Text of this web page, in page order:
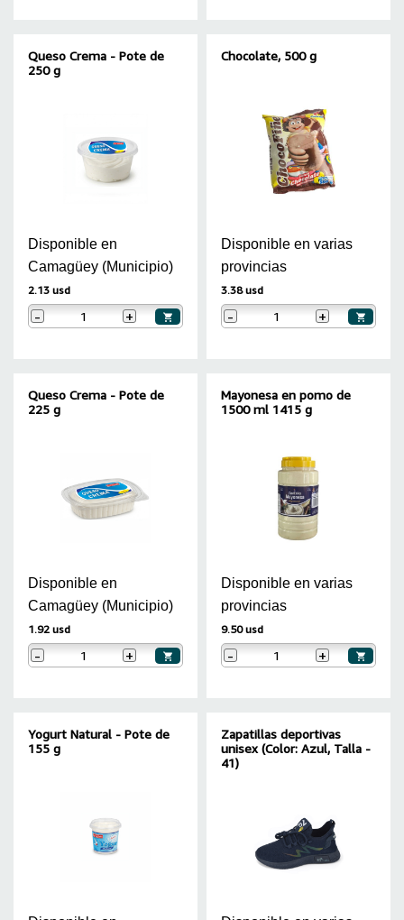
Queso Crema - Pote de
250 g
Disponible en
Camagüey (Municipio)
2.13 usd
- +
Chocolate, 500 g
Disponible en varias
provincias
3.38 usd
- +
Queso Crema - Pote de
225 g
Disponible en
Camagüey (Municipio)
1.92 usd
- +
Mayonesa en pomo de
1500 ml 1415 g
Disponible en varias
provincias
9.50 usd
- +
Yogurt Natural - Pote de
155 g
Zapatillas deportivas
unisex (Color: Azul, Talla -
41)